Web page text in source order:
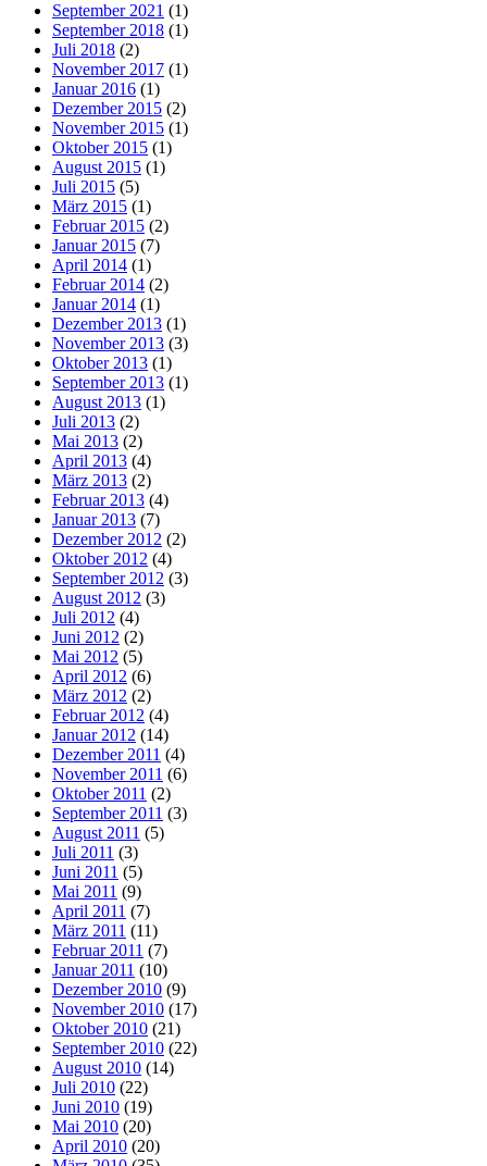
September 2021 (1)
September 2018 (1)
Juli 2018 (2)
November 2017 (1)
Januar 2016 (1)
Dezember 2015 (2)
November 2015 (1)
Oktober 2015 (1)
August 2015 (1)
Juli 2015 (5)
März 2015 (1)
Februar 2015 (2)
Januar 2015 (7)
April 2014 (1)
Februar 2014 (2)
Januar 2014 (1)
Dezember 2013 (1)
November 2013 (3)
Oktober 2013 (1)
September 2013 (1)
August 2013 (1)
Juli 2013 (2)
Mai 2013 (2)
April 2013 (4)
März 2013 (2)
Februar 2013 (4)
Januar 2013 (7)
Dezember 2012 (2)
Oktober 2012 (4)
September 2012 (3)
August 2012 (3)
Juli 2012 (4)
Juni 2012 (2)
Mai 2012 (5)
April 2012 (6)
März 2012 (2)
Februar 2012 (4)
Januar 2012 (14)
Dezember 2011 (4)
November 2011 (6)
Oktober 2011 (2)
September 2011 (3)
August 2011 (5)
Juli 2011 (3)
Juni 2011 (5)
Mai 2011 (9)
April 2011 (7)
März 2011 (11)
Februar 2011 (7)
Januar 2011 (10)
Dezember 2010 (9)
November 2010 (17)
Oktober 2010 (21)
September 2010 (22)
August 2010 (14)
Juli 2010 (22)
Juni 2010 (19)
Mai 2010 (20)
April 2010 (20)